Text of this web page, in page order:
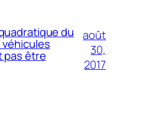
du
pas être
août
30,
2017